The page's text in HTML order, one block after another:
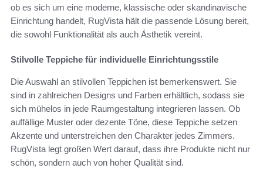
ob es sich um eine moderne, klassische oder skandinavische
Einrichtung handelt, RugVista hält die passende Lösung bereit,
die sowohl Funktionalität als auch Ästhetik vereint.
Stilvolle Teppiche für individuelle Einrichtungsstile
Die Auswahl an stilvollen Teppichen ist bemerkenswert. Sie
sind in zahlreichen Designs und Farben erhältlich, sodass sie
sich mühelos in jede Raumgestaltung integrieren lassen. Ob
auffällige Muster oder dezente Töne, diese Teppiche setzen
Akzente und unterstreichen den Charakter jedes Zimmers.
RugVista legt großen Wert darauf, dass ihre Produkte nicht nur
schön, sondern auch von hoher Qualität sind.